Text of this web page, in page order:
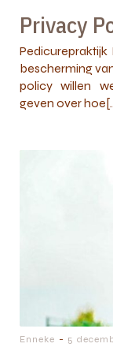
Privacy
bescherming
policy willen
geven over
Enneke - 5